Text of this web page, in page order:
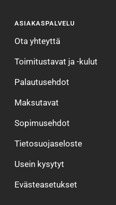
4
ASIAKASPALVELU
Ota yhteyttä
Toimitustavat ja -kulut
Palautusehdot
Maksutavat
Sopimusehdot
Tietosuojaseloste
Usein kysytyt
Evästeasetukset